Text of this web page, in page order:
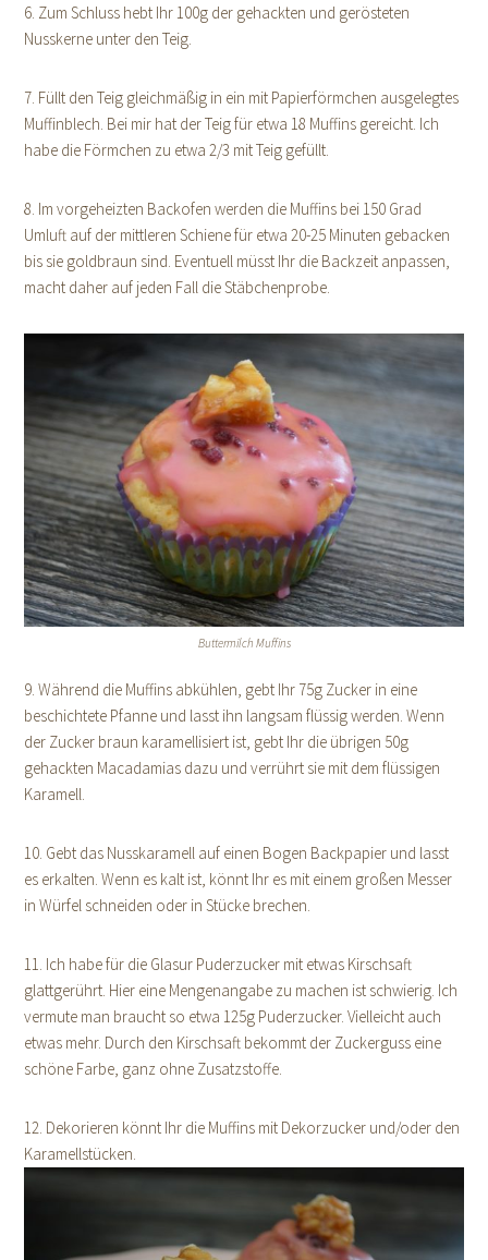
6. Zum Schluss hebt Ihr 100g der gehackten und gerösteten
Nusskerne unter den Teig.
7. Füllt den Teig gleichmäßig in ein mit Papierförmchen ausgelegtes
Muffinblech. Bei mir hat der Teig für etwa 18 Muffins gereicht. Ich
habe die Förmchen zu etwa 2/3 mit Teig gefüllt.
8. Im vorgeheizten Backofen werden die Muffins bei 150 Grad
Umluft auf der mittleren Schiene für etwa 20-25 Minuten gebacken
bis sie goldbraun sind. Eventuell müsst Ihr die Backzeit anpassen,
macht daher auf jeden Fall die Stäbchenprobe.
Buttermilch Muffins
9. Während die Muffins abkühlen, gebt Ihr 75g Zucker in eine
beschichtete Pfanne und lasst ihn langsam flüssig werden. Wenn
der Zucker braun karamellisiert ist, gebt Ihr die übrigen 50g
gehackten Macadamias dazu und verrührt sie mit dem flüssigen
Karamell.
10. Gebt das Nusskaramell auf einen Bogen Backpapier und lasst
es erkalten. Wenn es kalt ist, könnt Ihr es mit einem großen Messer
in Würfel schneiden oder in Stücke brechen.
11. Ich habe für die Glasur Puderzucker mit etwas Kirschsaft
glattgerührt. Hier eine Mengenangabe zu machen ist schwierig. Ich
vermute man braucht so etwa 125g Puderzucker. Vielleicht auch
etwas mehr. Durch den Kirschsaft bekommt der Zuckerguss eine
schöne Farbe, ganz ohne Zusatzstoffe.
12. Dekorieren könnt Ihr die Muffins mit Dekorzucker und/oder den
Karamellstücken.